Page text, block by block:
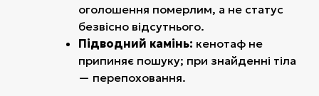
оголошення померлим, а не статус
безвісно відсутнього.
Підводний камінь: кенотаф не
припиняє пошуку; при знайденні тіла
— перепоховання.